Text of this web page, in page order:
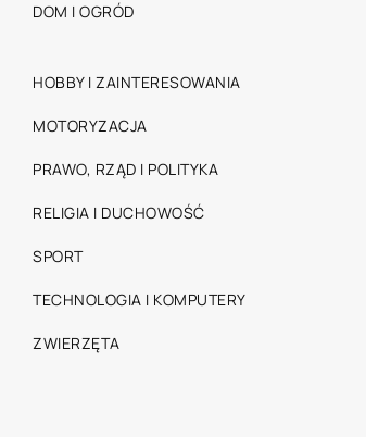
DOM I OGRÓD
HOBBY I ZAINTERESOWANIA
MOTORYZACJA
PRAWO, RZĄD I POLITYKA
RELIGIA I DUCHOWOŚĆ
SPORT
TECHNOLOGIA I KOMPUTERY
ZWIERZĘTA